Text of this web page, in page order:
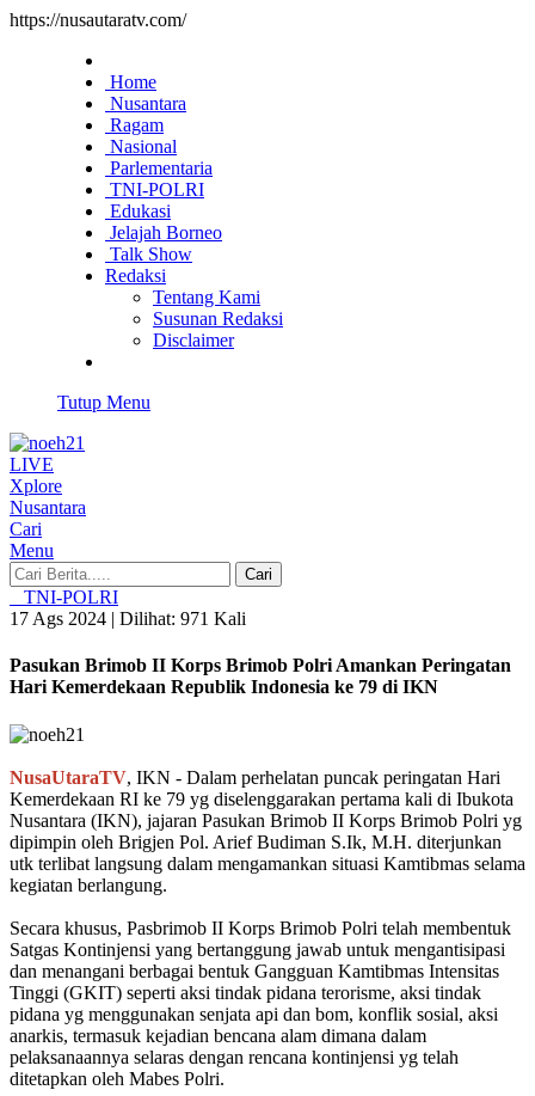
https://nusautaratv.com/
Home
Nusantara
Ragam
Nasional
Parlementaria
TNI-POLRI
Edukasi
Jelajah Borneo
Talk Show
Redaksi
Tentang Kami
Susunan Redaksi
Disclaimer
Tutup Menu
LIVE
Xplore
Nusantara
Cari
Menu
Cari
TNI-POLRI
17 Ags 2024 | Dilihat: 971 Kali
Pasukan Brimob II Korps Brimob Polri Amankan Peringatan
Hari Kemerdekaan Republik Indonesia ke 79 di IKN
NusaUtaraTV, IKN - Dalam perhelatan puncak peringatan Hari
Kemerdekaan RI ke 79 yg diselenggarakan pertama kali di Ibukota
Nusantara (IKN), jajaran Pasukan Brimob II Korps Brimob Polri yg
dipimpin oleh Brigjen Pol. Arief Budiman S.Ik, M.H. diterjunkan
utk terlibat langsung dalam mengamankan situasi Kamtibmas selama
kegiatan berlangung.
Secara khusus, Pasbrimob II Korps Brimob Polri telah membentuk
Satgas Kontinjensi yang bertanggung jawab untuk mengantisipasi
dan menangani berbagai bentuk Gangguan Kamtibmas Intensitas
Tinggi (GKIT) seperti aksi tindak pidana terorisme, aksi tindak
pidana yg menggunakan senjata api dan bom, konflik sosial, aksi
anarkis, termasuk kejadian bencana alam dimana dalam
pelaksanaannya selaras dengan rencana kontinjensi yg telah
ditetapkan oleh Mabes Polri.